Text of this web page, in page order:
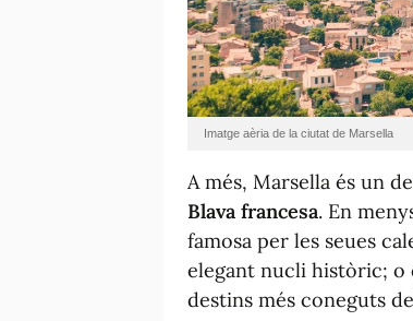
Imatge aèria de la ciutat de Marsella
A més, Marsella és un
Blava francesa. En
famosa per les seues
elegant nucli històric; o
destins més coneguts